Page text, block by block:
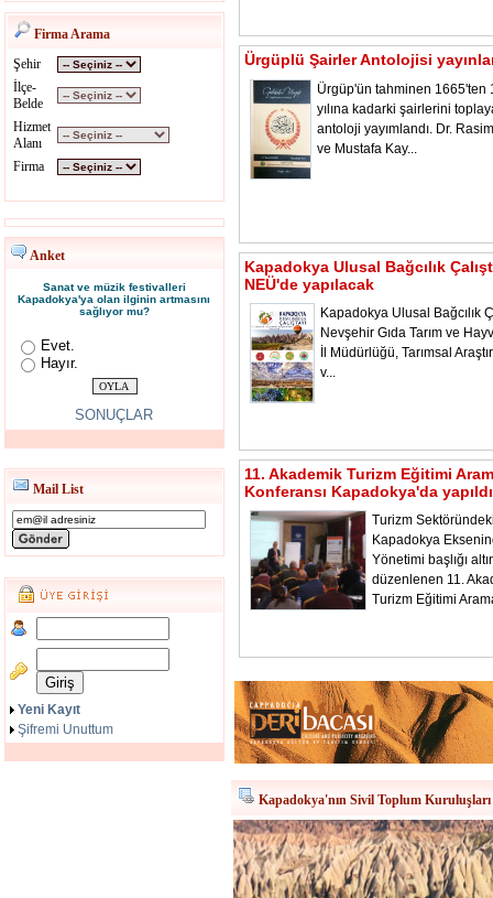
Firma Arama
Şehir
İlçe-
Belde
Hizmet
Alanı
Firma
Anket
Sanat ve müzik festivalleri
Kapadokya'ya olan ilginin artmasını
sağlıyor mu?
Evet.
Hayır.
SONUÇLAR
Mail List
Yeni Kayıt
Şifremi Unuttum
Ürgüplü Şairler Antolojisi
Ürgüp'ün tahminen 1665'ten
yılına kadarki şairlerini
antoloji yayımlandı. Dr.
ve Mustafa Kay...
Kapadokya Ulusal Bağcılık
NEÜ'de yapılacak
Kapadokya Ulusal Bağcılık
Nevşehir Gıda Tarım ve
İl Müdürlüğü, Tarımsal
v...
11. Akademik Turizm Eğitimi
Konferansı Kapadokya'da yapıldı
Turizm
Kapadokya
Yönetimi başlığı
düzenlenen 11.
Turizm Eğitimi
Kapadokya'nın Sivil Toplum Kuruluşları